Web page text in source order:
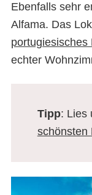
Ebenfalls sehr
Alfama. Das
portugiesisches
echter
Tipp: Lies
schönsten